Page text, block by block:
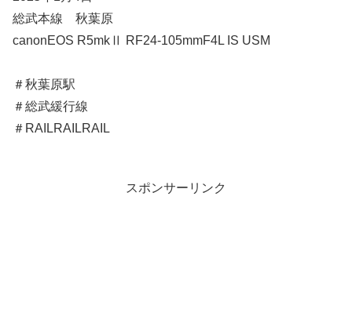
総武本線 秋葉原
canonEOS R5mkⅡ RF24-105mmF4L IS USM
＃秋葉原駅
＃総武緩行線
＃RAILRAILRAIL
スポンサーリンク